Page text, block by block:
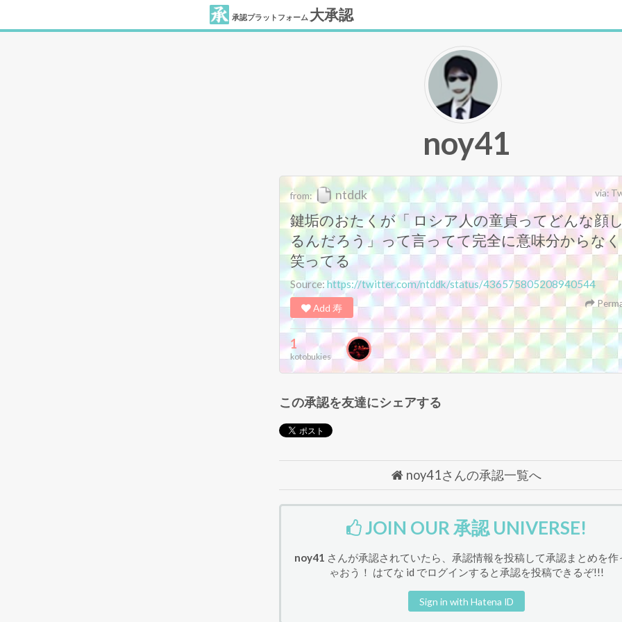
承認プラットフォーム 大承認
noy41
from: ntddk via:
鍵垢のおたくが「 ロシア人の童貞ってどんな顔
るんだろう」って言ってて完全に意味分からな
笑ってる
Source:https://twitter.com/ntddk/status/436575805208940544
Add 寿
1
kotobukies
この承認を友達にシェアする
noy41さんの承認一覧へ
JOIN OUR 承認 UNIVERSE!
noy41 さんが承認されていたら、承認情報を投稿して承認まとめを作
ゃおう！ はてな id でログインすると承認を投稿できるぞ!!!
Sign in with Hatena ID